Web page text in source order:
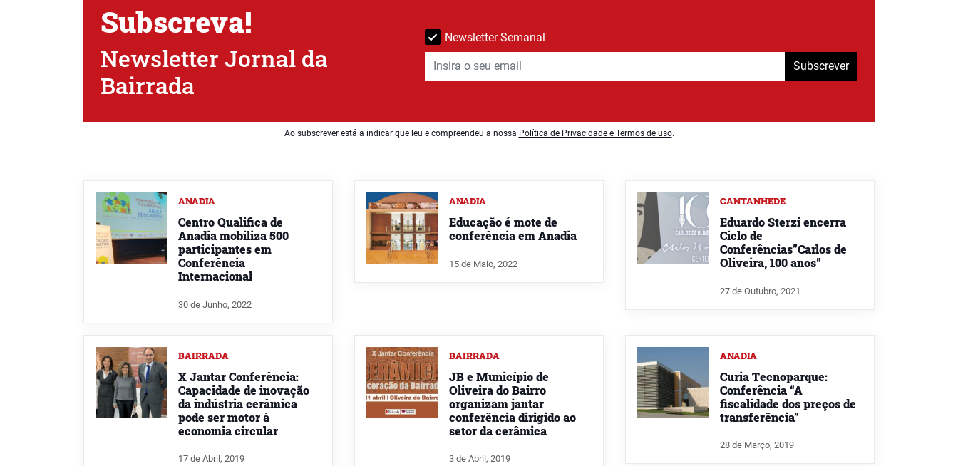
Subscreva!
Newsletter Jornal da
Bairrada
Newsletter Semanal
Subscrever
Ao subscrever está a indicar que leu e compreendeu a nossa Política de Privacidade e Termos de uso.
ANADIA
Centro Qualifica de
Anadia mobiliza 500
participantes em
Conferência
Internacional
30 de Junho, 2022
ANADIA
Educação é mote de
conferência em Anadia
15 de Maio, 2022
CANTANHEDE
Eduardo Sterzi encerra
Ciclo de
Conferências”Carlos de
Oliveira, 100 anos”
27 de Outubro, 2021
BAIRRADA
X Jantar Conferência:
Capacidade de inovação
da indústria cerâmica
pode ser motor à
economia circular
17 de Abril, 2019
BAIRRADA
JB e Município de
Oliveira do Bairro
organizam jantar
conferência dirigido ao
setor da cerâmica
3 de Abril, 2019
ANADIA
Curia Tecnoparque:
Conferência “A
fiscalidade dos preços de
transferência”
28 de Março, 2019